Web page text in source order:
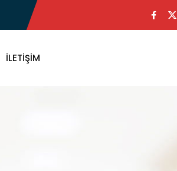
İLETIŞIM